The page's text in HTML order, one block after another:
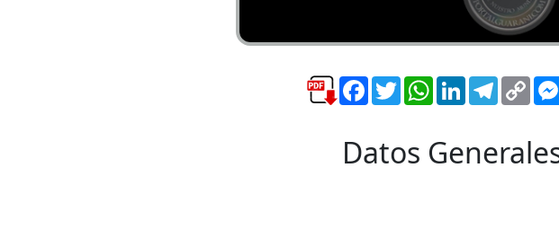
Facebook
TwitterWhatsApp
LinkedIn
Link
Datos